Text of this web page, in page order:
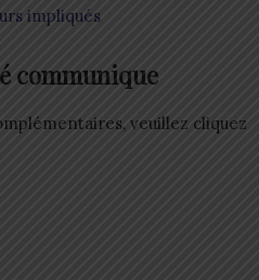
impliqués
communique
veuillez cliquez